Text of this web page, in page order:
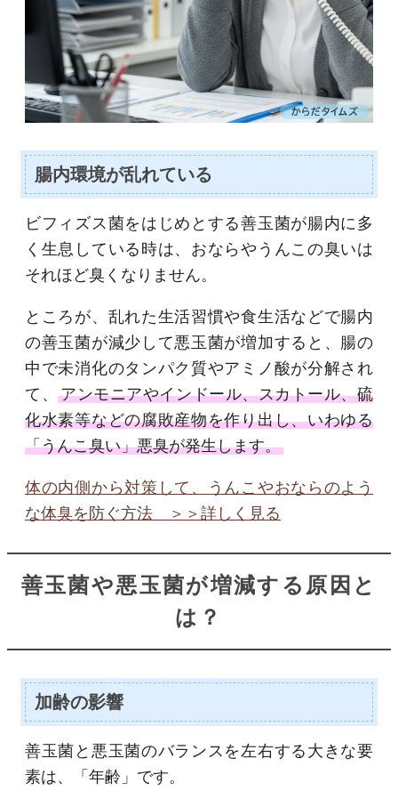
腸内環境が乱れている
ビフィズス菌をはじめとする善玉菌が腸内に多
く生息している時は、おならやうんこの臭いは
それほど臭くなりません。
ところが、乱れた生活習慣や食生活などで腸内
の善玉菌が減少して悪玉菌が増加すると、腸の
中で未消化のタンパク質やアミノ酸が分解され
て、アンモニアやインドール、スカトール、硫
化水素等などの腐敗産物を作り出し、いわゆる
「うんこ臭い」悪臭が発生します。
体の内側から対策して、うんこやおならのよう
な体臭を防ぐ方法 ＞＞詳しく見る
善玉菌や悪玉菌が増減する原因と
は？
加齢の影響
善玉菌と悪玉菌のバランスを左右する大きな要
素は、「年齢」です。